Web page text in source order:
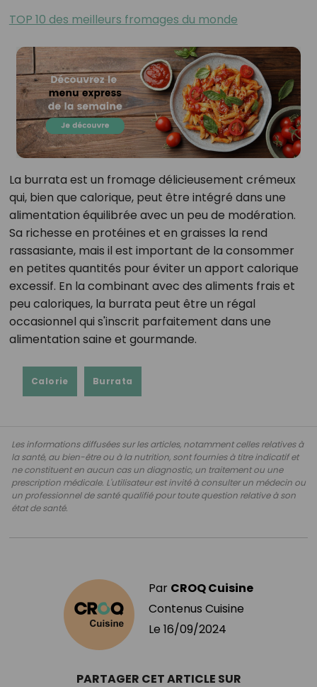
TOP 10 des meilleurs fromages du monde
La burrata est un fromage délicieusement crémeux
qui, bien que calorique, peut être intégré dans une
alimentation équilibrée avec un peu de modération.
Sa richesse en protéines et en graisses la rend
rassasiante, mais il est important de la consommer
en petites quantités pour éviter un apport calorique
excessif. En la combinant avec des aliments frais et
peu caloriques, la burrata peut être un régal
occasionnel qui s'inscrit parfaitement dans une
alimentation saine et gourmande.
Calorie Burrata
Les informations diffusées sur les articles, notamment celles relatives à
la santé, au bien-être ou à la nutrition, sont fournies à titre indicatif et
ne constituent en aucun cas un diagnostic, un traitement ou une
prescription médicale. L'utilisateur est invité à consulter un médecin ou
un professionnel de santé qualifié pour toute question relative à son
état de santé.
Par CROQ Cuisine
Contenus Cuisine
Le 16/09/2024
PARTAGER CET ARTICLE SUR